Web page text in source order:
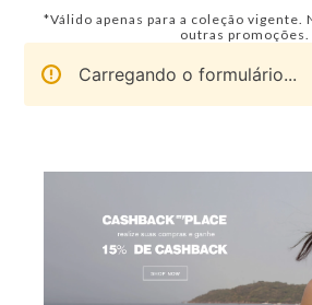
*Válido apenas para a coleção vigente.
outras promoções.
Carregando o formulário...